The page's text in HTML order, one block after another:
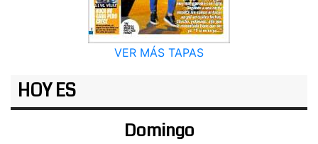
VER MÁS TAPAS
HOY ES
Domingo